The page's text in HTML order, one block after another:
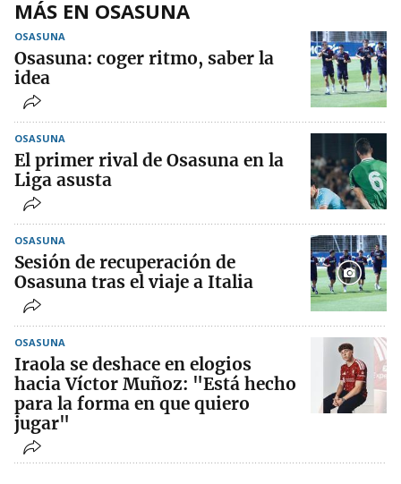
MÁS EN OSASUNA
OSASUNA
Osasuna: coger ritmo, saber la
idea
OSASUNA
El primer rival de Osasuna en la
Liga asusta
OSASUNA
Sesión de recuperación de
Osasuna tras el viaje a Italia
OSASUNA
Iraola se deshace en elogios
hacia Víctor Muñoz: "Está hecho
para la forma en que quiero
jugar"